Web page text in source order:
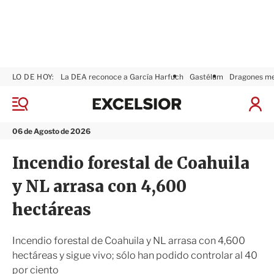
M
n
06 de Agosto de 2026
LO DE HOY: La DEA reconoce a García Harfuch Gastélum Dragones
I
x
s
i
o
r
Incendio forestal de Coahuila
y NL arrasa con 4,600
hectáreas
Incendio forestal de Coahuila y NL arrasa con 4,600
hectáreas y sigue vivo; sólo han podido controlar al 40
por ciento